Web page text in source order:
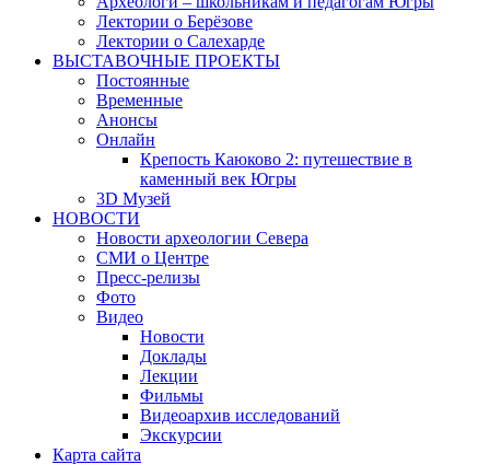
Лектории о Берёзове
Лектории о Салехарде
ВЫСТАВОЧНЫЕ ПРОЕКТЫ
Постоянные
Временные
Анонсы
Онлайн
Крепость Каюково 2: путешествие в
каменный век Югры
3D Музей
НОВОСТИ
Новости археологии Севера
СМИ о Центре
Пресс-релизы
Фото
Видео
Новости
Доклады
Лекции
Фильмы
Видеоархив исследований
Экскурсии
Карта сайта